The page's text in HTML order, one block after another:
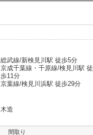
総武線/新検見川駅 徒歩5分
京成千葉線・千原線/検見川駅 徒
歩11分
京葉線/検見川浜駅 徒歩29分
木造
間取り